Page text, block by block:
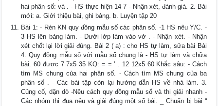
hai phân số: và . - HS thực hiện 14 7 - Nhận xét, đánh giá. 2. Bài
mới: a. Giới thiệu bài, ghi bảng. b. Luyện tập 20
Bài 1: - Rèn KN quy đồng mẫu số các phân số. -1 HS nêu Y/C. -
3 HS lên bảng làm. - Dưới lớp làm vào vở . - Nhận xét. - Nhận
xét chốt lại lời giải đúng. Bài 2 ( a) : cho HS tự làm, sửa bài Bài
4: Quy đồng mẫu số với mẫu số chung là - HS tự làm và chữa
bài. 60 được 7 7x5 35 KQ: = = ’ . 12 12x5 60 Khắc sâu: - Cách
tìm MS chung của hai phân số. - Cách tìm MS chung của ba
phân số . - Các bài tập còn lại hướng dẫn HS về nhà làm. 3.
Củng cố, dặn dò -Nêu cách quy đồng mẫu số và thi giải nhanh -
Các nhóm thi đua nêu và giải đúng một số bài. _ Chuẩn bị bài “